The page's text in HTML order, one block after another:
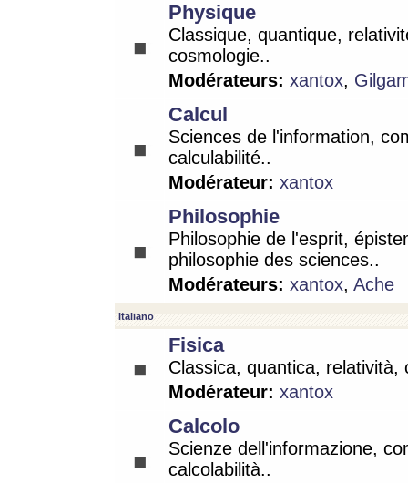
Physique
Classique, quantique,
cosmologie..
Modérateurs: xantox,
Calcul
Sciences de l'information,
calculabilité..
Modérateur: xantox
Philosophie
Philosophie de l'esprit,
philosophie des sciences..
Modérateurs: xantox, Ache
Italiano
Fisica
Classica, quantica, relatività,
Modérateur: xantox
Calcolo
Scienze dell'informazione,
calcolabilità..